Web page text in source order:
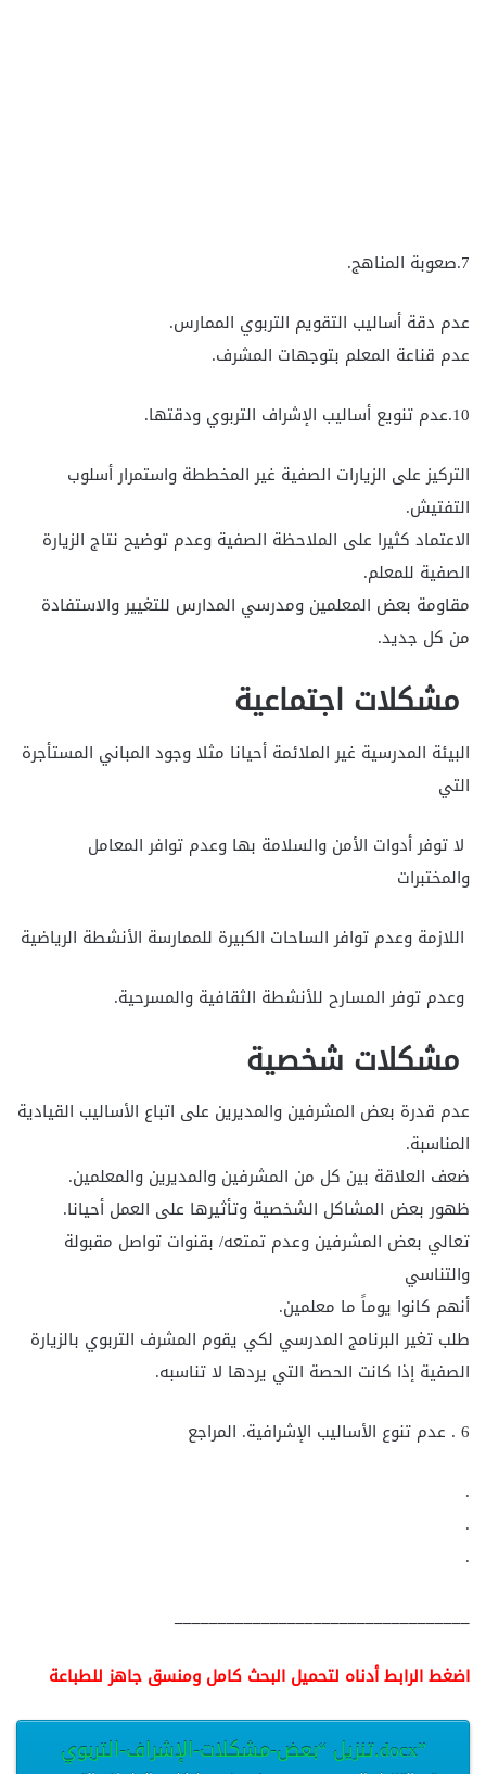
7.صعوبة المناهج.
عدم دقة أساليب التقويم التربوي الممارس.
عدم قناعة المعلم بتوجهات المشرف.
10.عدم تنويع أساليب الإشراف التربوي ودقتها.
التركيز على الزيارات الصفية غير المخططة واستمرار أسلوب
التفتيش.
الاعتماد كثيرا على الملاحظة الصفية وعدم توضيح نتاج الزيارة
الصفية للمعلم.
مقاومة بعض المعلمين ومدرسي المدارس للتغيير والاستفادة
من كل جديد.
مشكلات اجتماعية
البيئة المدرسية غير الملائمة أحيانا مثلا وجود المباني المستأجرة
التي
لا توفر أدوات الأمن والسلامة بها وعدم توافر المعامل
والمختبرات
اللازمة وعدم توافر الساحات الكبيرة للممارسة الأنشطة الرياضية
وعدم توفر المسارح للأنشطة الثقافية والمسرحية.
مشكلات شخصية
عدم قدرة بعض المشرفين والمديرين على اتباع الأساليب القيادية
المناسبة.
ضعف العلاقة بين كل من المشرفين والمديرين والمعلمين.
ظهور بعض المشاكل الشخصية وتأثيرها على العمل أحيانا.
تعالي بعض المشرفين وعدم تمتعه/ بقنوات تواصل مقبولة
والتناسي
أنهم كانوا يوماً ما معلمين.
طلب تغير البرنامج المدرسي لكي يقوم المشرف التربوي بالزيارة
الصفية إذا كانت الحصة التي يردها لا تناسبه.
6 . عدم تنوع الأساليب الإشرافية. المراجع
.
.
.
__________________________________
اضغط الرابط أدناه لتحميل البحث كامل ومنسق جاهز للطباعة
تنزيل “بعض-مشكلات-الإشراف-التربوي.docx”